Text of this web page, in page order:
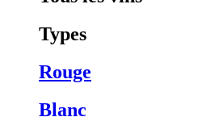
Types
Rouge
Blanc